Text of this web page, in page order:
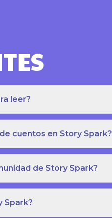
leer?
cuentos en Story Spark?
de Story Spark?
Spark?